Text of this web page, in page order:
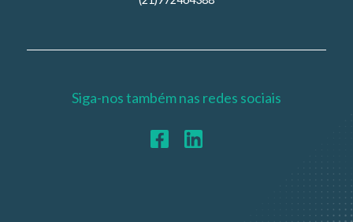
Siga-nos também nas redes sociais